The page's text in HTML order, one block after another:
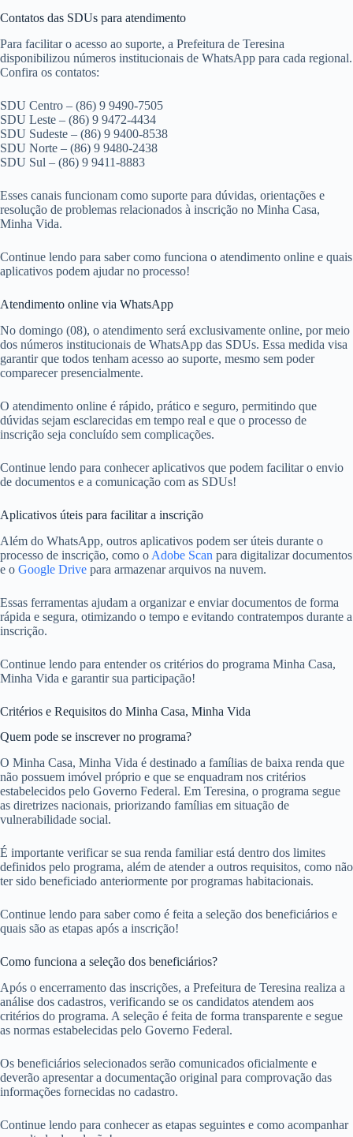
Contatos das SDUs para atendimento
Para facilitar o acesso ao suporte, a Prefeitura de Teresina
disponibilizou números institucionais de WhatsApp para cada regional.
Confira os contatos:
SDU Centro – (86) 9 9490-7505
SDU Leste – (86) 9 9472-4434
SDU Sudeste – (86) 9 9400-8538
SDU Norte – (86) 9 9480-2438
SDU Sul – (86) 9 9411-8883
Esses canais funcionam como suporte para dúvidas, orientações e
resolução de problemas relacionados à inscrição no Minha Casa,
Minha Vida.
Continue lendo para saber como funciona o atendimento online e quais
aplicativos podem ajudar no processo!
Atendimento online via WhatsApp
No domingo (08), o atendimento será exclusivamente online, por meio
dos números institucionais de WhatsApp das SDUs. Essa medida visa
garantir que todos tenham acesso ao suporte, mesmo sem poder
comparecer presencialmente.
O atendimento online é rápido, prático e seguro, permitindo que
dúvidas sejam esclarecidas em tempo real e que o processo de
inscrição seja concluído sem complicações.
Continue lendo para conhecer aplicativos que podem facilitar o envio
de documentos e a comunicação com as SDUs!
Aplicativos úteis para facilitar a inscrição
Além do WhatsApp, outros aplicativos podem ser úteis durante o
processo de inscrição, como o Adobe Scan para digitalizar documentos
e o Google Drive para armazenar arquivos na nuvem.
Essas ferramentas ajudam a organizar e enviar documentos de forma
rápida e segura, otimizando o tempo e evitando contratempos durante a
inscrição.
Continue lendo para entender os critérios do programa Minha Casa,
Minha Vida e garantir sua participação!
Critérios e Requisitos do Minha Casa, Minha Vida
Quem pode se inscrever no programa?
O Minha Casa, Minha Vida é destinado a famílias de baixa renda que
não possuem imóvel próprio e que se enquadram nos critérios
estabelecidos pelo Governo Federal. Em Teresina, o programa segue
as diretrizes nacionais, priorizando famílias em situação de
vulnerabilidade social.
É importante verificar se sua renda familiar está dentro dos limites
definidos pelo programa, além de atender a outros requisitos, como não
ter sido beneficiado anteriormente por programas habitacionais.
Continue lendo para saber como é feita a seleção dos beneficiários e
quais são as etapas após a inscrição!
Como funciona a seleção dos beneficiários?
Após o encerramento das inscrições, a Prefeitura de Teresina realiza a
análise dos cadastros, verificando se os candidatos atendem aos
critérios do programa. A seleção é feita de forma transparente e segue
as normas estabelecidas pelo Governo Federal.
Os beneficiários selecionados serão comunicados oficialmente e
deverão apresentar a documentação original para comprovação das
informações fornecidas no cadastro.
Continue lendo para conhecer as etapas seguintes e como acompanhar